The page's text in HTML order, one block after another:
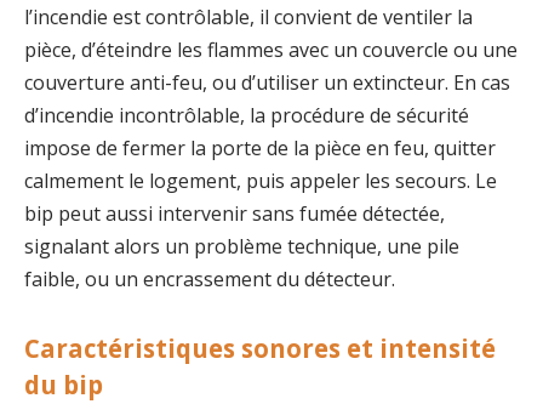
l’incendie est contrôlable, il convient de ventiler la
pièce, d’éteindre les flammes avec un couvercle ou une
couverture anti-feu, ou d’utiliser un extincteur. En cas
d’incendie incontrôlable, la procédure de sécurité
impose de fermer la porte de la pièce en feu, quitter
calmement le logement, puis appeler les secours. Le
bip peut aussi intervenir sans fumée détectée,
signalant alors un problème technique, une pile
faible, ou un encrassement du détecteur.
Caractéristiques sonores et intensité
du bip